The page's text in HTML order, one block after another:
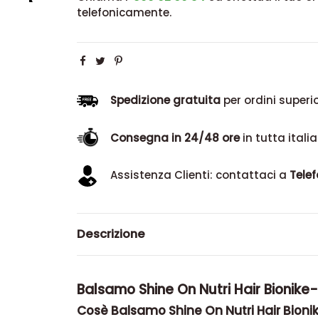
telefonicamente.
Spedizione gratuitaper ordini
Consegna in 24/48 orein tutta italia
Assistenza Clienti: contattaci a
Descrizione
Balsamo Shine On Nutri Hair
Cosè Balsamo Shine On Nutri Hair